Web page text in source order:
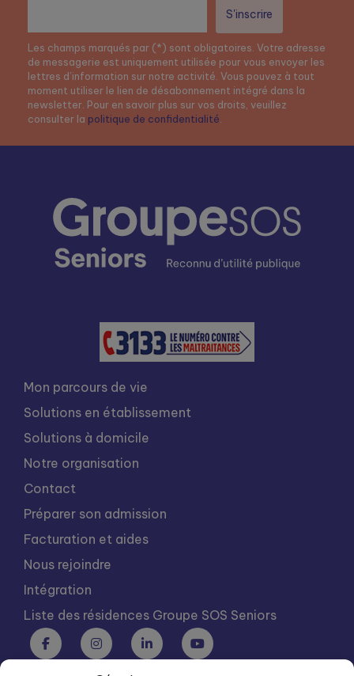
Les champs marqués par (*) sont obligatoires. Votre adresse
de messagerie est uniquement utilisée pour vous envoyer les
lettres d’information sur notre activité. Vous pouvez à tout
moment utiliser le lien de désabonnement intégré dans la
newsletter. Pour en savoir plus sur vos droits, veuillez
consulter la politique de confidentialité.
Mon parcours de vie
Solutions en établissement
Solutions à domicile
Notre organisation
Contact
Préparer son admission
Facturation et aides
Nous rejoindre
Intégration
Liste des résidences Groupe SOS Seniors